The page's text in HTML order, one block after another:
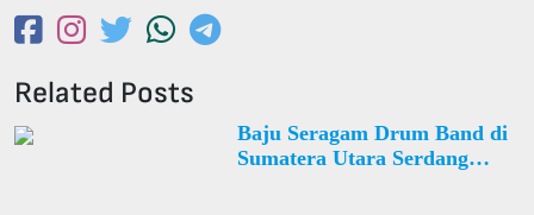
Related Posts
Baju Seragam Drum Band di
Sumatera Utara Serdang